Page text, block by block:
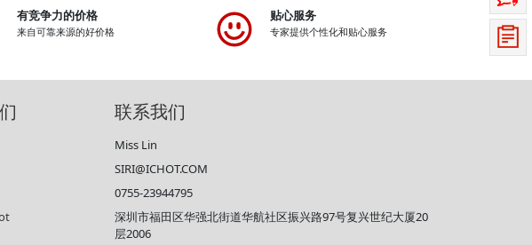
有竞争力的价格
来自可靠来源的好价格
贴心服务
专家提供个性化和贴心服务
联系我们
Miss Lin
SIRI@ICHOT.COM
0755-23944795
深圳市福田区华强北街道华航社区振兴路97号复兴世纪大厦20
层2006